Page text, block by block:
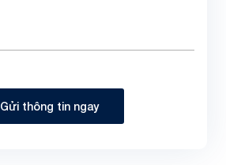
Gửi thông tin ngay